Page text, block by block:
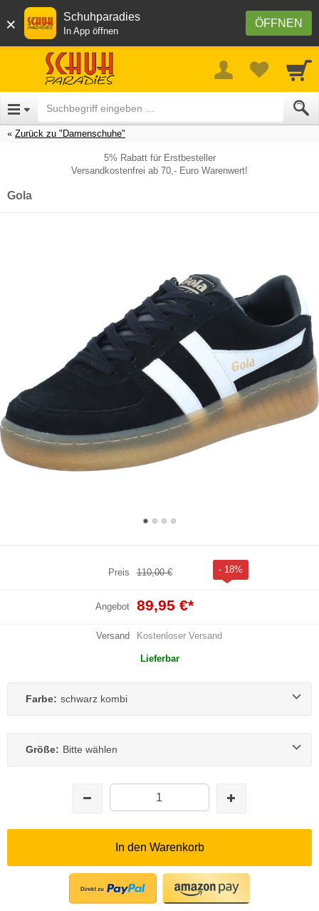
× ÖFFNEN
Schuhparadies
In App öffnen
Zurück zu "Damenschuhe"
5% Rabatt für Erstbesteller
Versandkostenfrei ab 70,- Euro Warenwert!
Gola
Preis 110,00 € - 18%
Angebot 89,95 €*
Versand Kostenloser Versand
Lieferbar
Farbe: schwarz kombi
Größe: Bitte wählen
In den Warenkorb